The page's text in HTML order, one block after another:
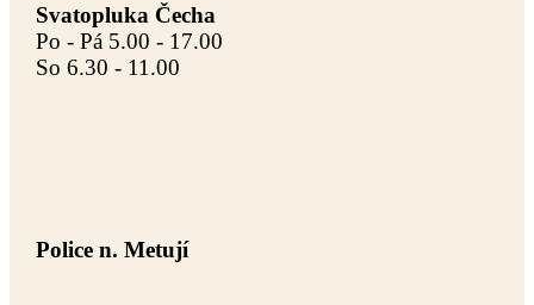
Svatopluka Čecha
Po - Pá 5.00 - 17.00
So 6.30 - 11.00
Police n. Metují